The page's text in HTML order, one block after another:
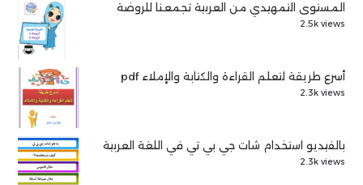
المستوى التمهيدي من العربية تجمعنا للروضة
2.5k views
أسرع طريقة لتعلم القراءة والكتابة والإملاء pdf
2.3k views
بالفيديو استخدام شات جي بي تي في اللغة العربية
2.3k views